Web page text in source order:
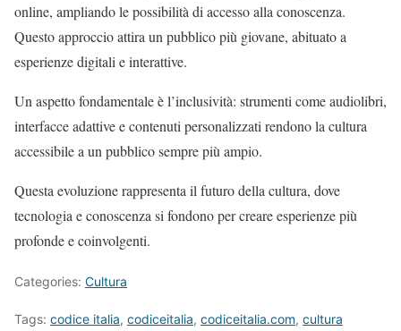
online, ampliando le possibilità di accesso alla conoscenza.
Questo approccio attira un pubblico più giovane, abituato a
esperienze digitali e interattive.
Un aspetto fondamentale è l’inclusività: strumenti come audiolibri,
interfacce adattive e contenuti personalizzati rendono la cultura
accessibile a un pubblico sempre più ampio.
Questa evoluzione rappresenta il futuro della cultura, dove
tecnologia e conoscenza si fondono per creare esperienze più
profonde e coinvolgenti.
Categories: Cultura
Tags: codice italia, codiceitalia, codiceitalia.com, cultura